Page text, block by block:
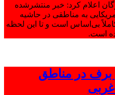
اعلام کرد: خبر منتشرشده
به مناطقی در حاشیه
بی‌اساس است و تا این لحظه
است.
برف در مناطق
غربی